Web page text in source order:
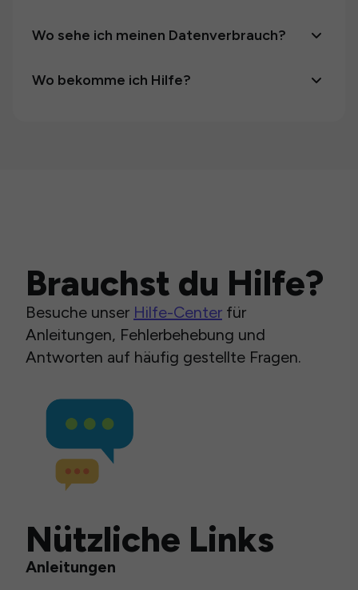
Wo sehe ich meinen Datenverbrauch?
Wo bekomme ich Hilfe?
Brauchst du Hilfe?
Besuche unser Hilfe-Center für
Anleitungen, Fehlerbehebung und
Antworten auf häufig gestellte Fragen.
Nützliche Links
Anleitungen